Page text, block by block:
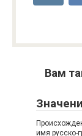
Вам
имя русско-